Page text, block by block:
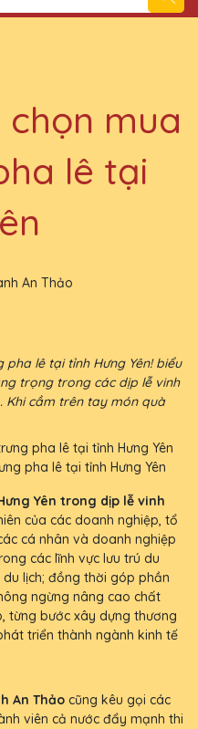
chọn mua
lê tại
An Thảo
lê tại tỉnh Hưng Yên! biểu
trọng trong các dịp lễ vinh
Khi cầm trên tay món quà
pha lê tại tỉnh Hưng Yên
Yên trong dịp lễ vinh
của các doanh nghiệp, tổ
cá nhân và doanh nghiệp
các lĩnh vực lưu trú du
du lịch; đồng thời góp phần
ngừng nâng cao chất
từng bước xây dựng thương
triển thành ngành kinh tế
An Thảo cũng kêu gọi các
viên cả nước đẩy mạnh thi